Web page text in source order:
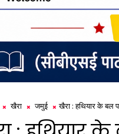
खैरा जमुई खैरा : हथियार के बल